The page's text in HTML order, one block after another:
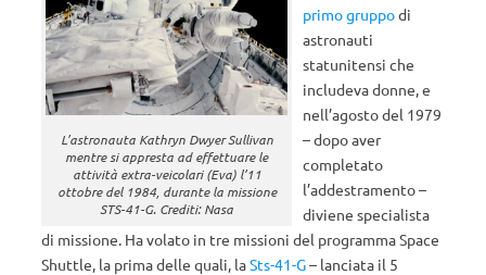
L’astronauta Kathryn Dwyer Sullivan
mentre si appresta ad effettuare le
attività extra-veicolari (Eva) l’11
ottobre del 1984, durante la missione
STS-41-G. Crediti: Nasa
primo gruppodi
astronauti
statunitensi che
includeva donne, e
nell’agosto del 1979
– dopo aver
completato
l’addestramento –
diviene specialista
di missione. Ha volato in tre missioni del programma Space
Shuttle, la prima delle quali, laSts-41-G– lanciata il 5